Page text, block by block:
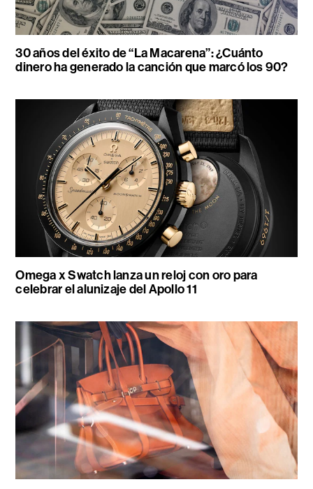
30 años del éxito de “La Macarena”: ¿Cuánto
dinero ha generado la canción que marcó los 90?
Omega x Swatch lanza un reloj con oro para
celebrar el alunizaje del Apollo 11